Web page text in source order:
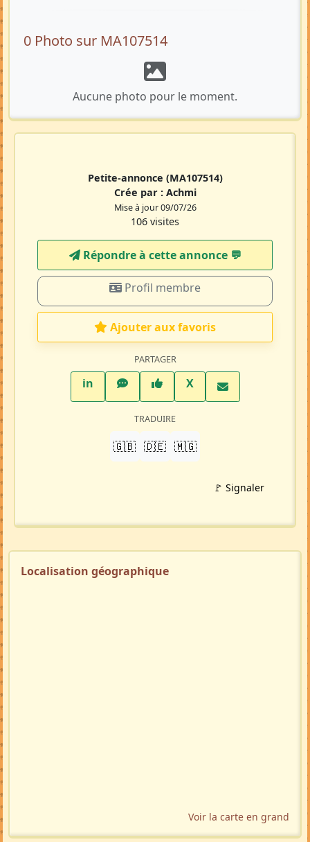
0 Photo sur MA107514
Aucune photo pour le moment.
Petite-annonce (MA107514)
Crée par : Achmi
Mise à jour 09/07/26
106 visites
Répondre à cette annonce 💬​
Profil membre
Ajouter aux favoris
PARTAGER
inLinkedInWhatsAppFacebook
XTwitter X
TRADUIRE
🇬🇧 🇩🇪 🇲🇬
🚩 Signaler
Localisation géographique
Voir la carte en grand